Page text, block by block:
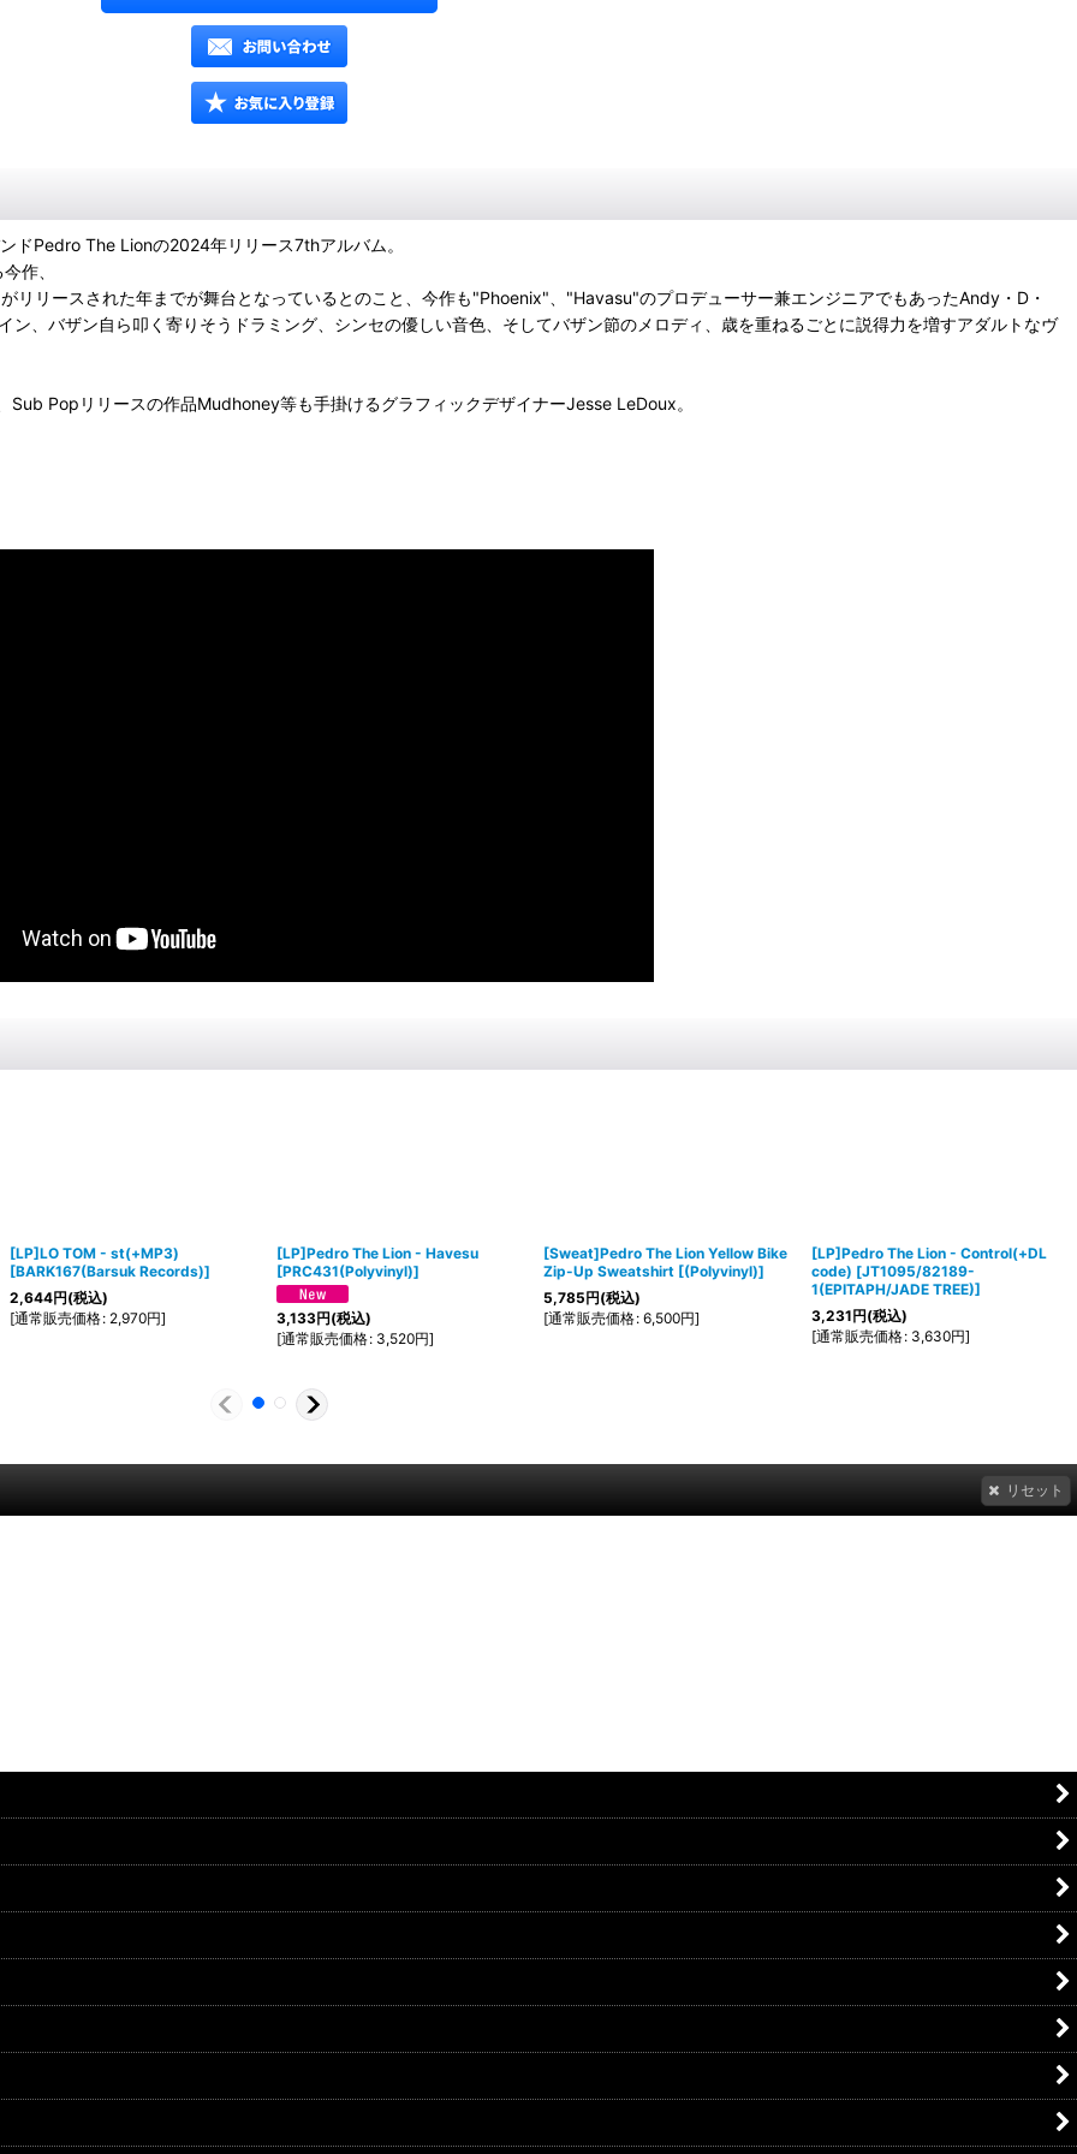
ドPedro The Lionの2024年リリース7thアルバム。
作、
リースされた年までが舞台となっているとのこと、今作も"Phoenix"、"Havasu"のプロデューサー兼エンジニアでもあったAndy・D・
、バザン自ら叩く寄りそうドラミング、シンセの優しい音色、そしてバザン節のメロディ、歳を重ねるごとに説得力を増すアダルトなヴ
Popリリースの作品Mudhoney等も手掛けるグラフィックデザイナーJesse LeDoux。
[LP]LO TOM - st(+MP3)
[BARK167(Barsuk Records)]
2,644円(税込)
[通常販売価格: 2,970円]
[LP]Pedro The Lion - Havesu
[PRC431(Polyvinyl)]
3,133円(税込)
[通常販売価格: 3,520円]
[Sweat]Pedro The Lion Yellow Bike
Zip-Up Sweatshirt [(Polyvinyl)]
5,785円(税込)
[通常販売価格: 6,500円]
[LP]Pedro The Lion - Control(+DL
code) [JT1095/82189-
1(EPITAPH/JADE TREE)]
3,231円(税込)
[通常販売価格: 3,630円]
リセット